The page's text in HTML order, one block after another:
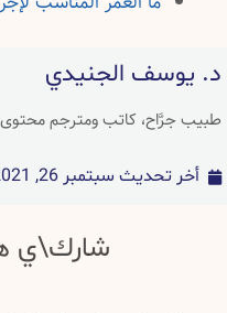
د. يوسف الجنيدي
طبيب جرَّاح، كاتب ومترجم
أخر تحديث سبتمبر 26, 2021
شارك\ي